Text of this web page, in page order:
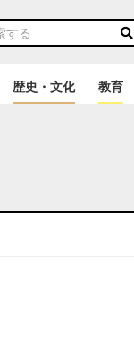
歴史・文化 教育